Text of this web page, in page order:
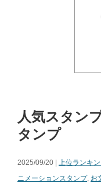
人気スタン
タンプ
2025/09/20 | 上位ランキ
ニメーションスタンプ, お